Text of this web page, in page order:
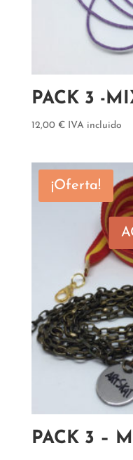
PACK 3 -
12,00 € IVA incluido
¡Oferta!
PACK 3 –